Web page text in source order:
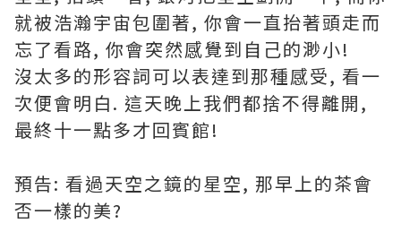
就被浩瀚宇宙包圍著, 你會一直抬著頭走而
忘了看路, 你會突然感覺到自己的渺小!
沒太多的形容詞可以表達到那種感受, 看一
次便會明白. 這天晚上我們都捨不得離開,
最終十一點多才回賓館!
預告: 看過天空之鏡的星空, 那早上的茶會
否一樣的美?